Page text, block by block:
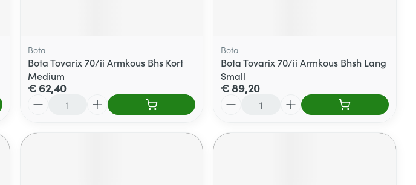
Bota
Bota Tovarix 70/ii Armkous Bhs Kort
Medium
€ 62,40
Bota
Bota Tovarix 70/ii Armkous Bhsh Lang
Small
€ 89,20